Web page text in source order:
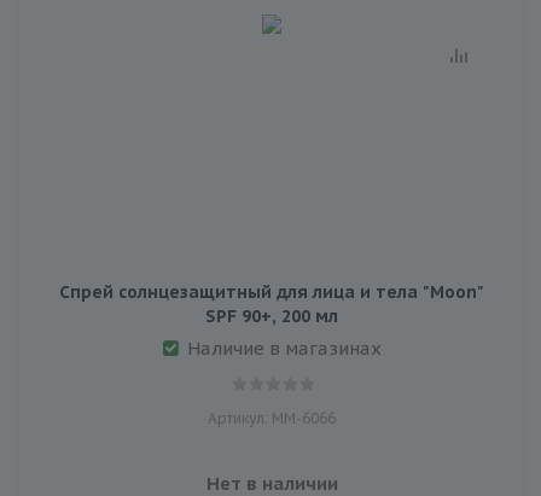
Спрей солнцезащитный для лица и тела "Moon"
SPF 90+, 200 мл
Наличие в магазинах
Артикул: MM-6066
Нет в наличии